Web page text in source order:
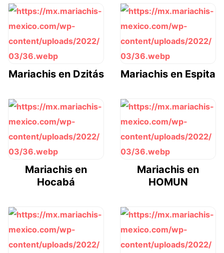
Mariachis en Dzitás Mariachis en Espita
Mariachis en
Hocabá
Mariachis en
HOMUN